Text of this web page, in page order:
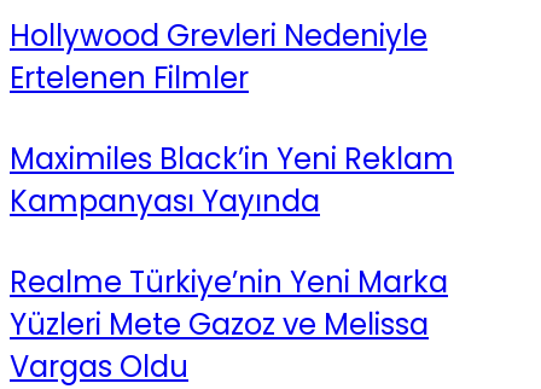
Hollywood Grevleri Nedeniyle
Ertelenen Filmler
Maximiles Black’in Yeni Reklam
Kampanyası Yayında
Realme Türkiye’nin Yeni Marka
Yüzleri Mete Gazoz ve Melissa
Vargas Oldu